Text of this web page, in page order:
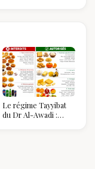
Le régime Tayyibat
du Dr Al-Awadi :